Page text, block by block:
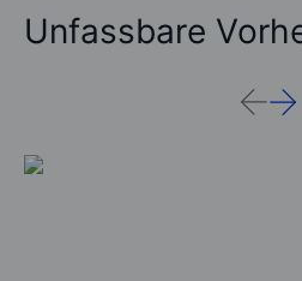
Unfassbare